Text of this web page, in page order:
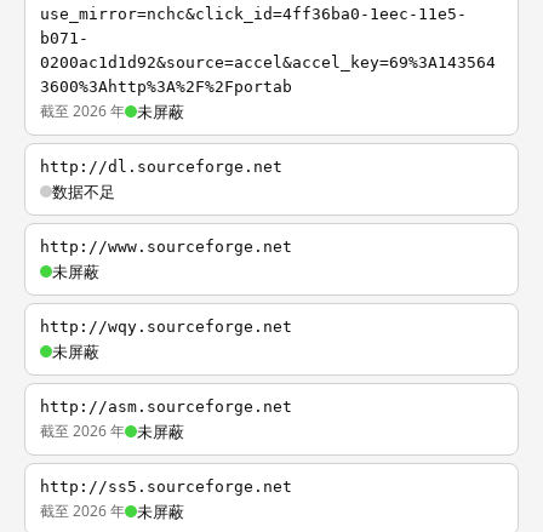
use_mirror=nchc&click_id=4ff36ba0-1eec-11e5-
b071-
0200ac1d1d92&source=accel&accel_key=69%3A143564
3600%3Ahttp%3A%2F%2Fportab
截至 2026 年 未屏蔽
http://dl.sourceforge.net
数据不足
http://www.sourceforge.net
未屏蔽
http://wqy.sourceforge.net
未屏蔽
http://asm.sourceforge.net
截至 2026 年 未屏蔽
http://ss5.sourceforge.net
截至 2026 年 未屏蔽